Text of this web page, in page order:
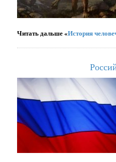
Читать дальше «История